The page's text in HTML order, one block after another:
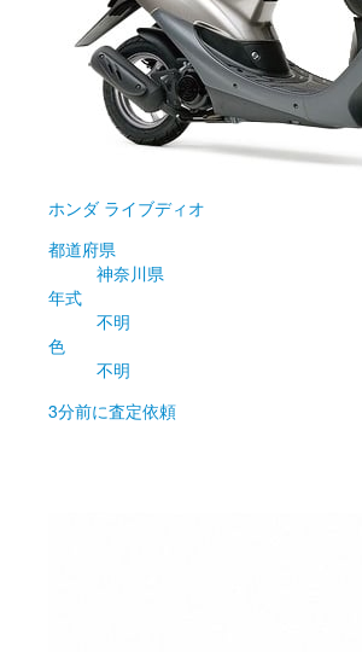
ホンダ ライブディオ
都道府県
神奈川県
年式
不明
色
不明
3分前に査定依頼